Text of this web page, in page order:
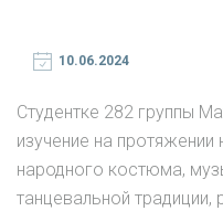
10.06.2024
Студентке 282 группы
изучение на
народного костюма,
танцевальной традиции,